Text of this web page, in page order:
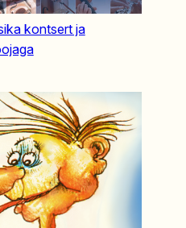
kontsert ja